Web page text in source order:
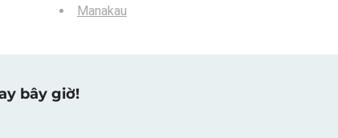
Manakau
bây giờ!